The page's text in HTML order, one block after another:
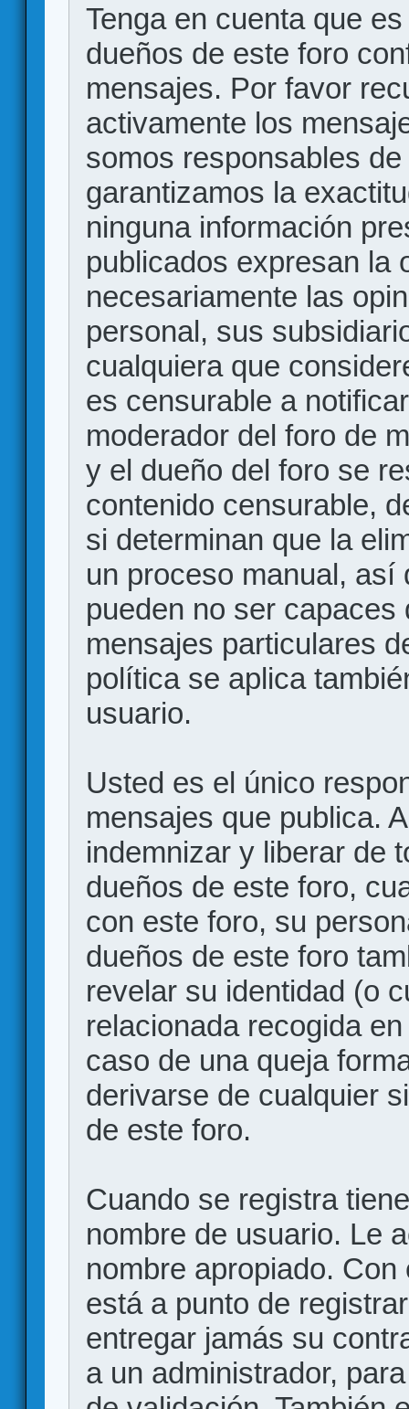
Tenga en cuenta que
dueños de este foro
mensajes. Por favor
activamente los
somos responsables
garantizamos la
ninguna información
publicados expresan la
necesariamente las
personal, sus
cualquiera que
es censurable a
moderador del foro de
y el dueño del foro se
contenido censurable,
si determinan que la
un proceso manual, así
pueden no ser
mensajes particulares
política se aplica
usuario.
Usted es el único
mensajes que publica.
indemnizar y liberar de
dueños de este foro,
con este foro, su
dueños de este foro
revelar su identidad (o
relacionada recogida
caso de una queja
derivarse de cualquier
de este foro.
Cuando se registra
nombre de usuario. Le
nombre apropiado.
está a punto de
entregar jamás su
a un administrador,